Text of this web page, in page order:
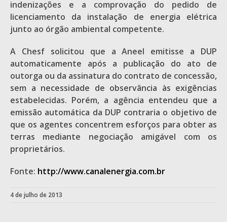
indenizações e a comprovação do pedido de
licenciamento da instalação de energia elétrica
junto ao órgão ambiental competente.
A Chesf solicitou que a Aneel emitisse a DUP
automaticamente após a publicação do ato de
outorga ou da assinatura do contrato de concessão,
sem a necessidade de observância às exigências
estabelecidas. Porém, a agência entendeu que a
emissão automática da DUP contraria o objetivo de
que os agentes concentrem esforços para obter as
terras mediante negociação amigável com os
proprietários.
Fonte: http://www.canalenergia.com.br
4 de julho de 2013